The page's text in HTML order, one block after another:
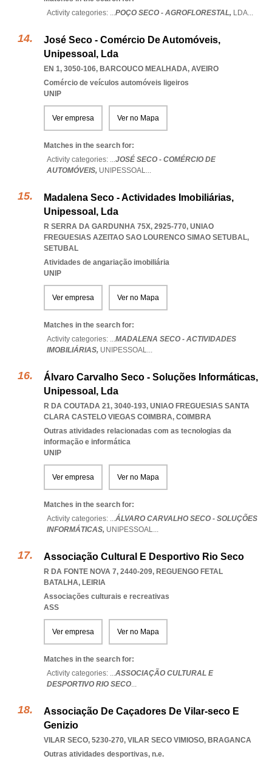
Activity categories: ...POÇO SECO - AGROFLORESTAL, LDA...
José Seco - Comércio De Automóveis,
Unipessoal, Lda
EN 1, 3050-106, BARCOUCO MEALHADA, AVEIRO
Comércio de veículos automóveis ligeiros
UNIP
Ver empresa Ver no Mapa
Matches in the search for:
Activity categories: ...JOSÉ SECO - COMÉRCIO DE
AUTOMÓVEIS, UNIPESSOAL...
Madalena Seco - Actividades Imobiliárias,
Unipessoal, Lda
R SERRA DA GARDUNHA 75X, 2925-770, UNIAO
FREGUESIAS AZEITAO SAO LOURENCO SIMAO SETUBAL,
SETUBAL
Atividades de angariação imobiliária
UNIP
Ver empresa Ver no Mapa
Matches in the search for:
Activity categories: ...MADALENA SECO - ACTIVIDADES
IMOBILIÁRIAS, UNIPESSOAL...
Álvaro Carvalho Seco - Soluções Informáticas,
Unipessoal, Lda
R DA COUTADA 21, 3040-193, UNIAO FREGUESIAS SANTA
CLARA CASTELO VIEGAS COIMBRA, COIMBRA
Outras atividades relacionadas com as tecnologias da
informação e informática
UNIP
Ver empresa Ver no Mapa
Matches in the search for:
Activity categories: ...ÁLVARO CARVALHO SECO - SOLUÇÕES
INFORMÁTICAS, UNIPESSOAL...
Associação Cultural E Desportivo Rio Seco
R DA FONTE NOVA 7, 2440-209, REGUENGO FETAL
BATALHA, LEIRIA
Associações culturais e recreativas
ASS
Ver empresa Ver no Mapa
Matches in the search for:
Activity categories: ...ASSOCIAÇÃO CULTURAL E
DESPORTIVO RIO SECO...
Associação De Caçadores De Vilar-seco E
Genizio
VILAR SECO, 5230-270, VILAR SECO VIMIOSO, BRAGANCA
Outras atividades desportivas, n.e.